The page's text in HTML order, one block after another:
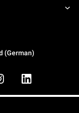
(German)